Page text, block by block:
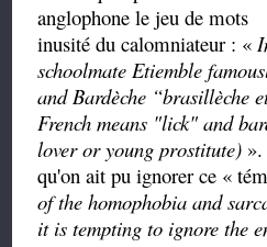
anglophone le jeu de mots
inusité du calomniateur : «
schoolmate Etiemble
andBardèche “brasillèche
French means "lick" and
lover or young prostitute)
qu'on ait pu ignorer ce «
of the homophobia and
it is tempting to ignore the